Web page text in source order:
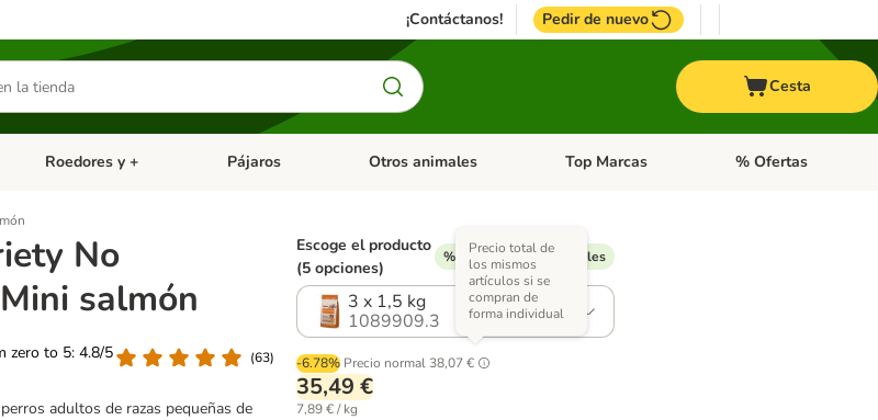
¡Contáctanos! Pedir de nuevo
Cesta
Dieta Vet.
Menú de categoria abierto: Antiparasitarios
Roedores y + Menú de categoria abierto: Roedores y +
Pájaros Menú de categoria abierto: Pájaros
Otros animales Menú de categoria abierto: Otros animales
Top Marcas Menú de categoria
% Ofertas
No
salmón
zero to 5: 4.8/5
(63)
adultos de razas pequeñas de
Escoge el producto
(5 opciones)
% Descuentos disponibles
3 x 1,5 kg
1089909.3
-6.78% Precio normal 38,07 €
Precio total de
los mismos
artículos si se
compran de
forma individual
35,49 €
7,89 € / kg